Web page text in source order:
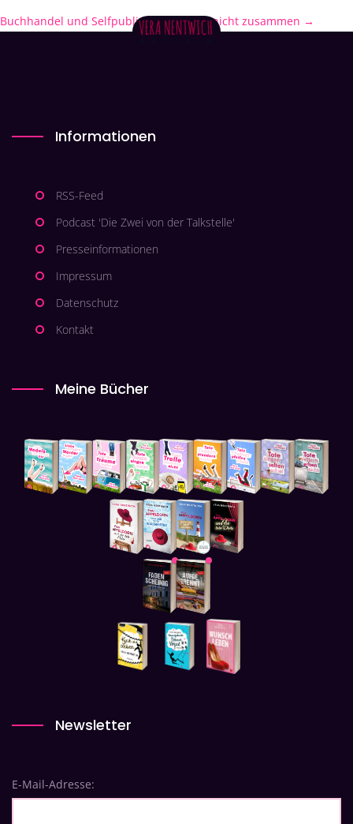
Buchhandel und Selfpublishing passen nicht zusammen →
Informationen
RSS-Feed
Podcast 'Die Zwei von der Talkstelle'
Presseinformationen
Impressum
Datenschutz
Kontakt
Meine Bücher
Newsletter
E-Mail-Adresse: